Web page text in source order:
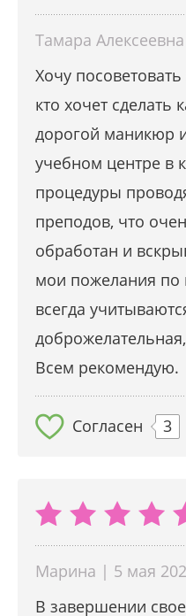
Тамара
Хочу
кто хочет сделать
дорогой маникюр
учебном центре в
процедуры
преподов, что
обработан и
мои пожелания по
всегда
Всем рекомендую.
Согласен 3
Марина | 5 мая
В завершении